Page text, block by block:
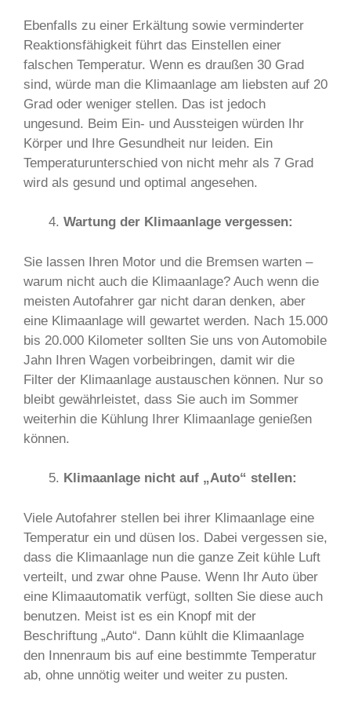
Ebenfalls zu einer Erkältung sowie verminderter
Reaktionsfähigkeit führt das Einstellen einer
falschen Temperatur. Wenn es draußen 30 Grad
sind, würde man die Klimaanlage am liebsten auf 20
Grad oder weniger stellen. Das ist jedoch
ungesund. Beim Ein- und Aussteigen würden Ihr
Körper und Ihre Gesundheit nur leiden. Ein
Temperaturunterschied von nicht mehr als 7 Grad
wird als gesund und optimal angesehen.
Wartung der Klimaanlage vergessen:
Sie lassen Ihren Motor und die Bremsen warten –
warum nicht auch die Klimaanlage? Auch wenn die
meisten Autofahrer gar nicht daran denken, aber
eine Klimaanlage will gewartet werden. Nach 15.000
bis 20.000 Kilometer sollten Sie uns von Automobile
Jahn Ihren Wagen vorbeibringen, damit wir die
Filter der Klimaanlage austauschen können. Nur so
bleibt gewährleistet, dass Sie auch im Sommer
weiterhin die Kühlung Ihrer Klimaanlage genießen
können.
Klimaanlage nicht auf „Auto“ stellen:
Viele Autofahrer stellen bei ihrer Klimaanlage eine
Temperatur ein und düsen los. Dabei vergessen sie,
dass die Klimaanlage nun die ganze Zeit kühle Luft
verteilt, und zwar ohne Pause. Wenn Ihr Auto über
eine Klimaautomatik verfügt, sollten Sie diese auch
benutzen. Meist ist es ein Knopf mit der
Beschriftung „Auto“. Dann kühlt die Klimaanlage
den Innenraum bis auf eine bestimmte Temperatur
ab, ohne unnötig weiter und weiter zu pusten.